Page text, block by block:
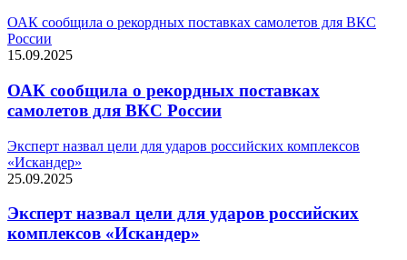
ОАК сообщила о рекордных поставках самолетов для ВКС
России
15.09.2025
ОАК сообщила о рекордных поставках
самолетов для ВКС России
Эксперт назвал цели для ударов российских комплексов
«Искандер»
25.09.2025
Эксперт назвал цели для ударов российских
комплексов «Искандер»